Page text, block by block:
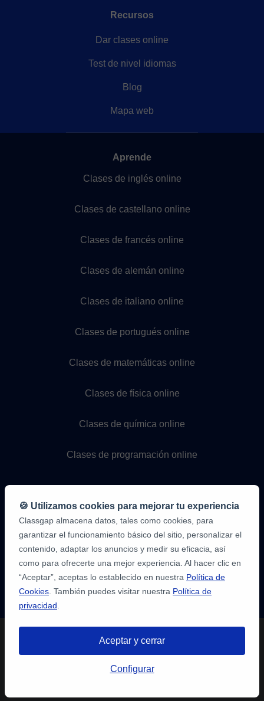
Recursos
Dar clases online
Test de nivel idiomas
Blog
Mapa web
Aprende
Clases de inglés online
Clases de castellano online
Clases de francés online
Clases de alemán online
Clases de italiano online
Clases de portugués online
Clases de matemáticas online
Clases de física online
Clases de química online
Clases de programación online
9,6/10
1.339.316
alumnos
🍪 Utilizamos cookies para mejorar tu experiencia
Classgap almacena datos, tales como cookies, para
garantizar el funcionamiento básico del sitio, personalizar el
contenido, adaptar los anuncios y medir su eficacia, así
como para ofrecerte una mejor experiencia. Al hacer clic en
“Aceptar”, aceptas lo establecido en nuestra Política de
Cookies . También puedes visitar nuestra Política de
privacidad
Aceptar y cerrar
Configurar